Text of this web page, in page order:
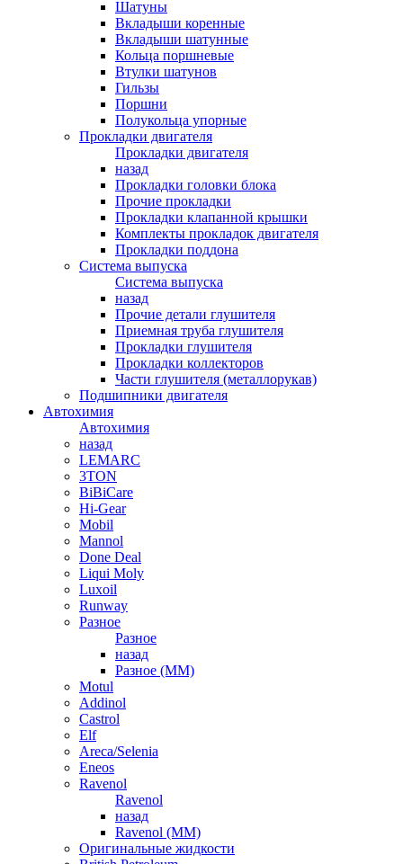
Шатуны
Вкладыши коренные
Вкладыши шатунные
Кольца поршневые
Втулки шатунов
Гильзы
Поршни
Полукольца упорные
Прокладки двигателя
Прокладки двигателя
назад
Прокладки головки блока
Прочие прокладки
Прокладки клапанной крышки
Комплекты прокладок двигателя
Прокладки поддона
Система выпуска
Система выпуска
назад
Прочие детали глушителя
Приемная труба глушителя
Прокладки глушителя
Прокладки коллекторов
Части глушителя (металлорукав)
Подшипники двигателя
Автохимия
Автохимия
назад
LEMARC
3TON
BiBiCare
Hi-Gear
Mobil
Mannol
Done Deal
Liqui Moly
Luxoil
Runway
Разное
Разное
назад
Разное (ММ)
Motul
Addinol
Castrol
Elf
Areca/Selenia
Eneos
Ravenol
Ravenol
назад
Ravenol (ММ)
Оригинальные жидкости